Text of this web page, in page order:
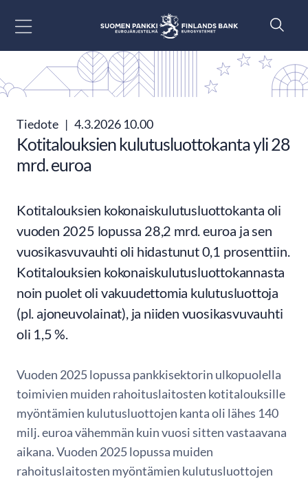
Tiedote | 4.3.2026 10.00
Kotitalouksien kulutusluottokanta yli 28
mrd. euroa
Kotitalouksien kokonaiskulutusluottokanta oli
vuoden 2025 lopussa 28,2 mrd. euroa ja sen
vuosikasvuvauhti oli hidastunut 0,1 prosenttiin.
Kotitalouksien kokonaiskulutusluottokannasta
noin puolet oli vakuudettomia kulutusluottoja
(pl. ajoneuvolainat), ja niiden vuosikasvuvauhti
oli 1,5 %.
Vuoden 2025 lopussa pankkisektorin ulkopuolella
toimivien muiden rahoituslaitosten kotitalouksille
myöntämien kulutusluottojen kanta oli lähes 140
milj. euroa vähemmän kuin vuosi sitten vastaavana
aikana. Vuoden 2025 lopussa muiden
rahoituslaitosten myöntämien kulutusluottojen